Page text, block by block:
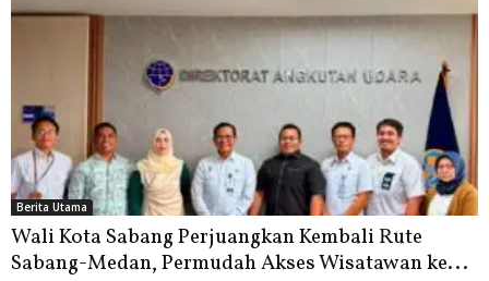
Berita Utama
Wali Kota Sabang Perjuangkan Kembali Rute
Sabang-Medan, Permudah Akses Wisatawan ke...